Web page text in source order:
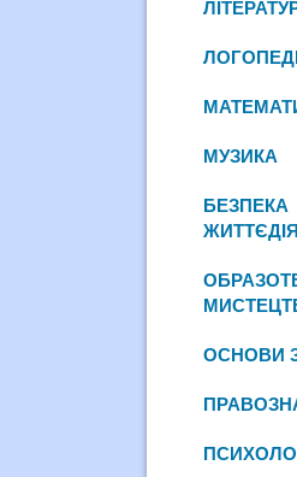
МУЗИКА
БЕЗПЕКА
ОСНОВИ